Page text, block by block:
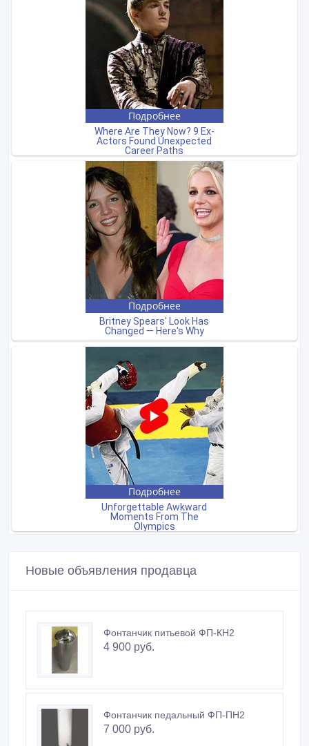
Новые объявления продавца
Фонтанчик питьевой ФП-КН2
4 900 руб.
Фонтанчик педальный ФП-ПН2
7 000 руб.